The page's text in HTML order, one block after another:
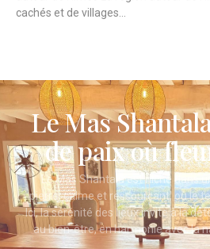
cachés et de villages...
Le Mas
de paix où
Le Mas Shantala est niché dans
pierre, calme et ressourçant, où le
Ici, la sérénité des lieux invite à la
au bien-être, en harmonie avec la